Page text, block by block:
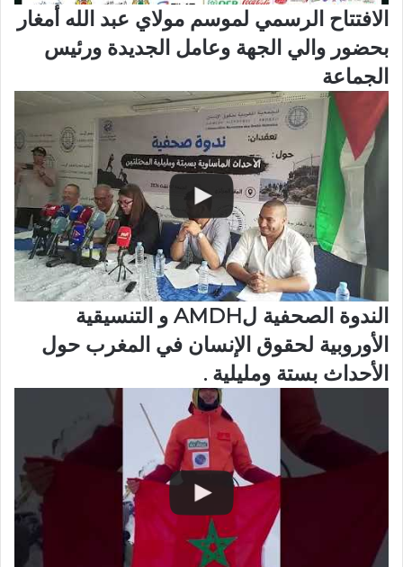
الافتتاح الرسمي لموسم مولاي عبد الله أمغار
بحضور والي الجهة وعامل الجديدة ورئيس
الجماعة
الندوة الصحفية لAMDH و التنسيقية
الأوروبية لحقوق الإنسان في المغرب حول
الأحداث بستة ومليلية .